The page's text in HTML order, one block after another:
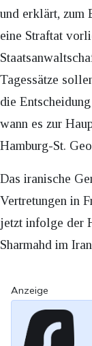
und erklärt, zum
eine Straftat
Tagessätze
die
wann es zur
Hamburg-St.
Das iranische
Vertretungen in
jetzt infolge der
Sharmahd im
Anzeige